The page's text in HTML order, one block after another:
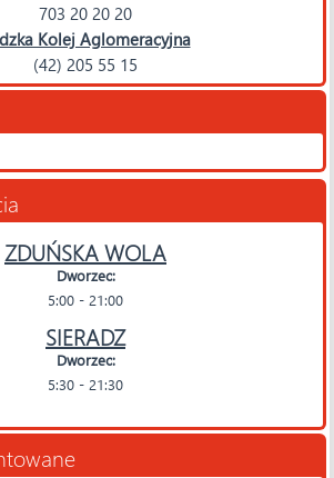
703 20 20 20
Kolej Aglomeracyjna
(42) 205 55 15
ZDUŃSKA WOLA
Dworzec:
5:00 - 21:00
SIERADZ
Dworzec:
5:30 - 21:30